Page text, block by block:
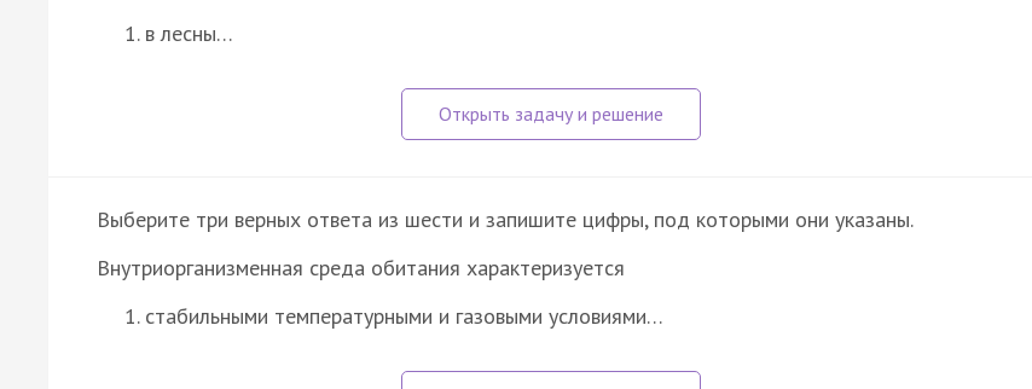
в лесны…
Выберите три верных ответа из шести и запишите цифры, под которыми они указаны.
Внутриорганизменная среда обитания характеризуется
стабильными температурными и газовыми условиями…